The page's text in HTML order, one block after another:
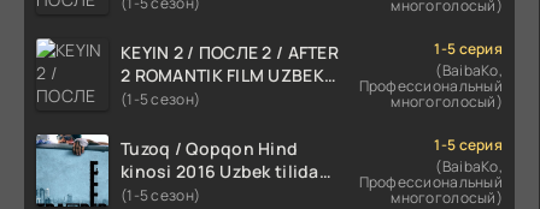
многоголосый)
KEYIN 2 / ПОСЛЕ 2 / AFTER
2 ROMANTIK FILM UZBEK
TILIDA 2020 TARJIMA FILM
(1-5 сезон)
1-5 серия
(BaibaKo,
Профессиональный
многоголосый)
Tuzoq / Qopqon Hind
kinosi 2016 Uzbek tilida
tarjima film HD
(1-5 сезон)
1-5 серия
(BaibaKo,
Профессиональный
многоголосый)